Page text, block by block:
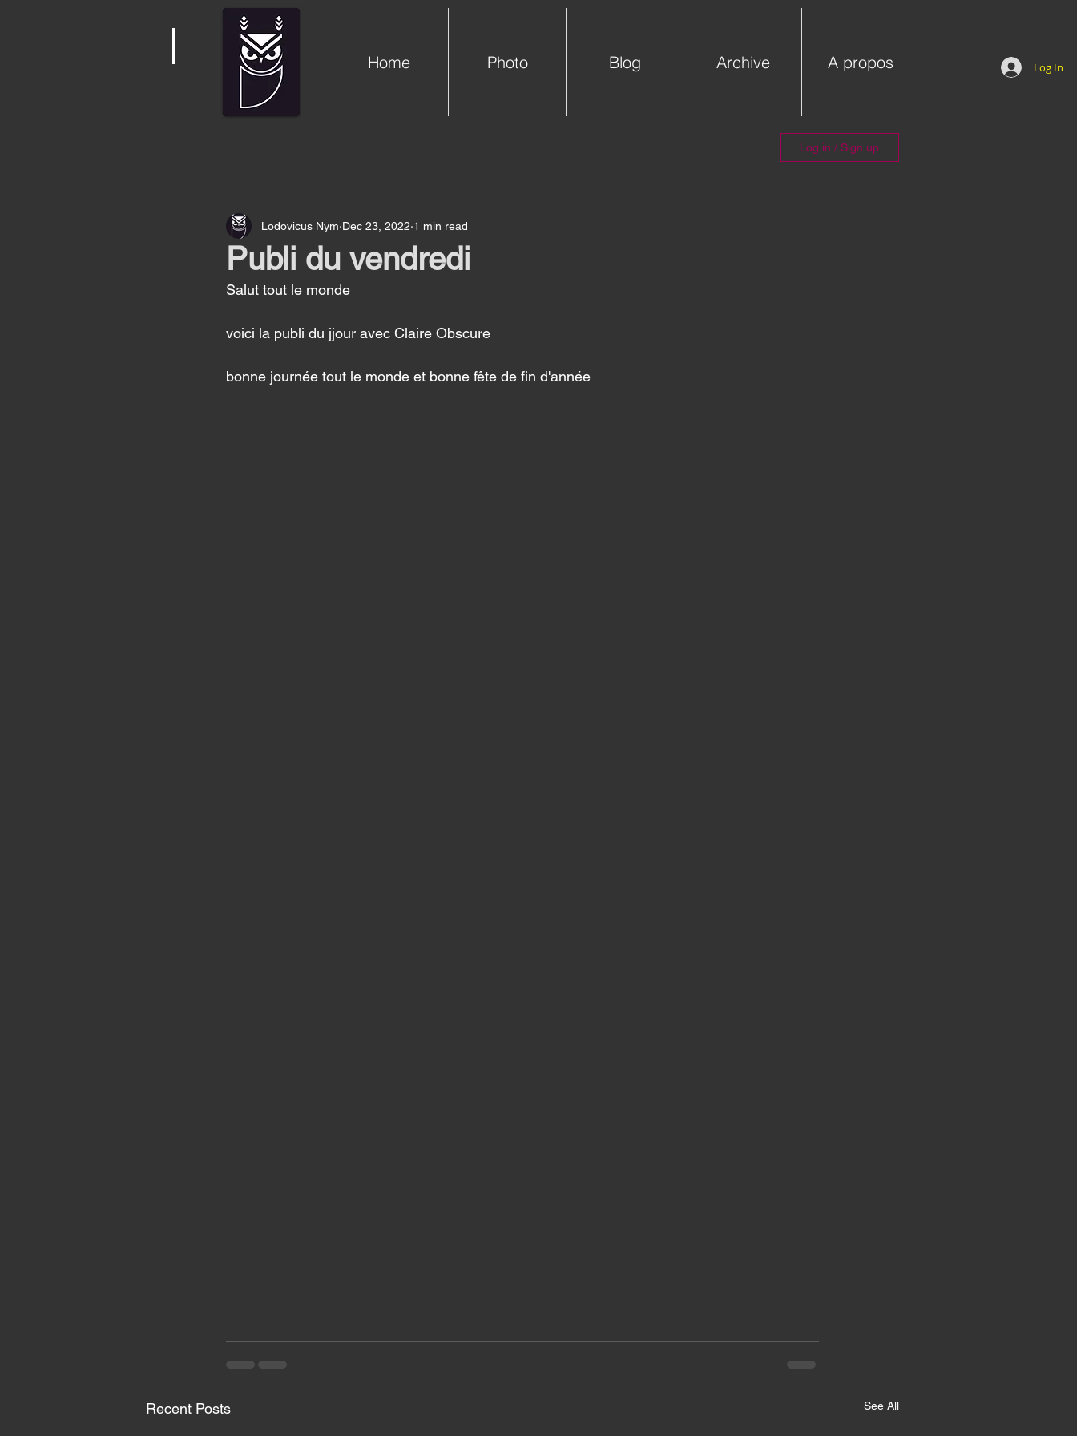
Home Photo Blog Archive A propos Log In
Log in / Sign up
Publi du vendredi
Lodovicus Nym Dec 23, 2022 1 min read
Salut tout le monde
voici la publi du jjour avec Claire Obscure
bonne journée tout le monde et bonne fête de fin d'année
Recent Posts See All